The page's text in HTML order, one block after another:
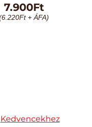
7.900Ft
6.220Ft+ ÁFA)
Kedvencekhez